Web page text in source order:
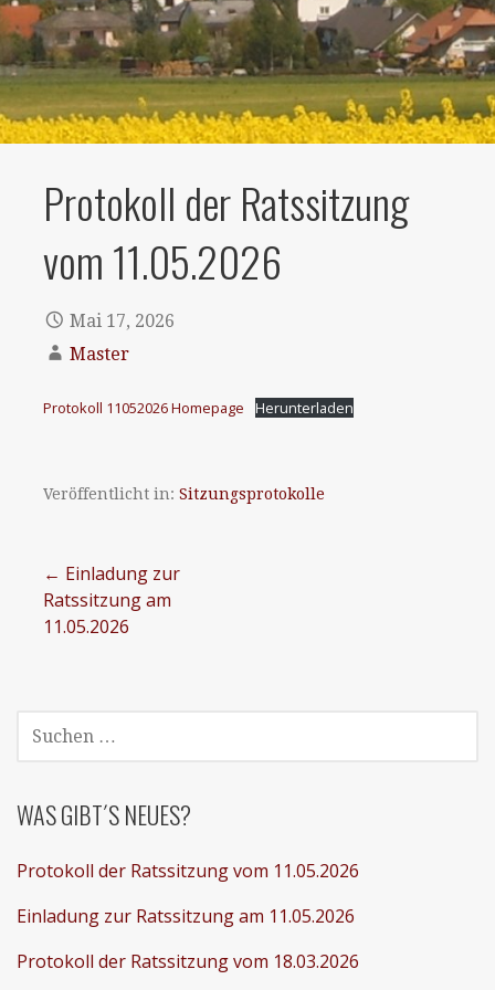
Protokoll der Ratssitzung
vom 11.05.2026
Mai 17, 2026
Master
Protokoll 11052026 Homepage Herunterladen
Veröffentlicht in: Sitzungsprotokolle
Beitragsnavigation
← Einladung zur
Ratssitzung am
11.05.2026
SUCHEN
NACH:
WAS GIBT´S NEUES?
Protokoll der Ratssitzung vom 11.05.2026
Einladung zur Ratssitzung am 11.05.2026
Protokoll der Ratssitzung vom 18.03.2026